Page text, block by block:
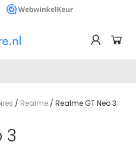
/ Realme / Realme GT Neo 3
3